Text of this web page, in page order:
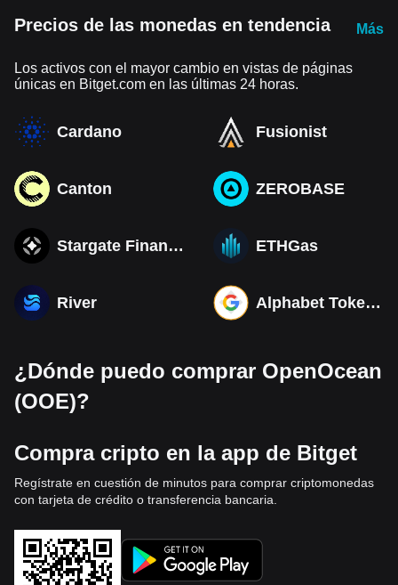
Precios de las monedas en tendencia Más
Los activos con el mayor cambio en vistas de páginas
únicas en Bitget.com en las últimas 24 horas.
Cardano Fusionist
Canton ZEROBASE
Stargate Finance ETHGas
River Alphabet Tokenized bStocks
¿Dónde puedo comprar OpenOcean
(OOE)?
Compra cripto en la app de Bitget
Regístrate en cuestión de minutos para comprar criptomonedas
con tarjeta de crédito o transferencia bancaria.